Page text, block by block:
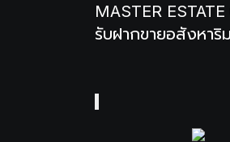
MASTER
รับฝากขายอสังหาริ